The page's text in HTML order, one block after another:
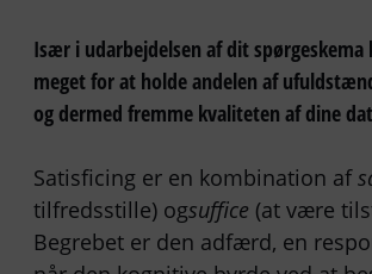
Især i udarbejdelsen af dit spørgeskema
meget for at holde andelen af
og dermed fremme kvaliteten af dine
Satisficing er en kombination af
tilfredsstille) ogsuffice (at være
Begrebet er den adfærd, en